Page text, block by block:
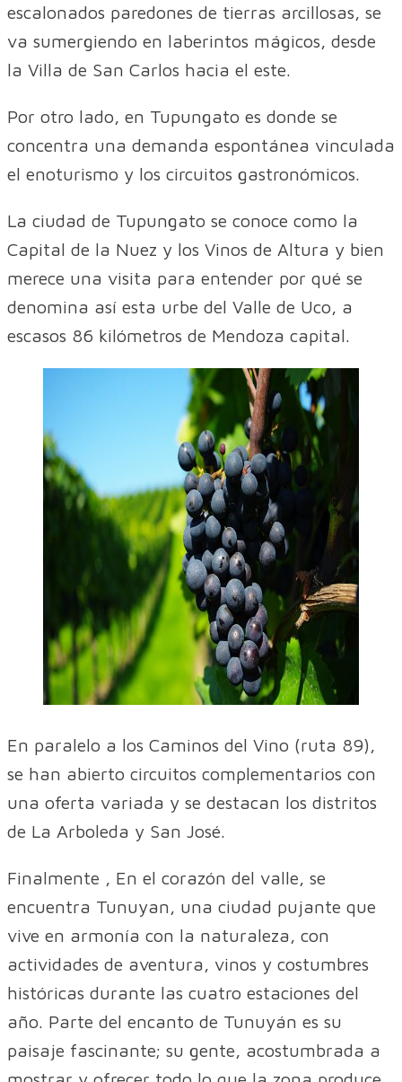
escalonados paredones de tierras arcillosas, se
va sumergiendo en laberintos mágicos, desde
la Villa de San Carlos hacia el este.
Por otro lado, en Tupungato es donde se
concentra una demanda espontánea vinculada
el enoturismo y los circuitos gastronómicos.
La ciudad de Tupungato se conoce como la
Capital de la Nuez y los Vinos de Altura y bien
merece una visita para entender por qué se
denomina así esta urbe del Valle de Uco, a
escasos 86 kilómetros de Mendoza capital.
En paralelo a los Caminos del Vino (ruta 89),
se han abierto circuitos complementarios con
una oferta variada y se destacan los distritos
de La Arboleda y San José.
Finalmente , En el corazón del valle, se
encuentra Tunuyan, una ciudad pujante que
vive en armonía con la naturaleza, con
actividades de aventura, vinos y costumbres
históricas durante las cuatro estaciones del
año. Parte del encanto de Tunuyán es su
paisaje fascinante; su gente, acostumbrada a